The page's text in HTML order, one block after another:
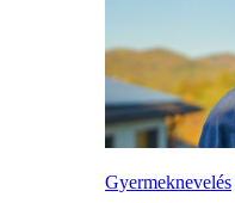
Gyermeknevelés